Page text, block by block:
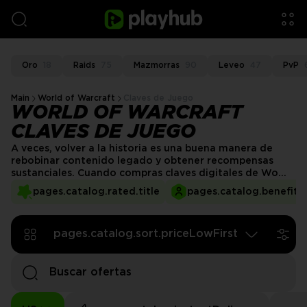
Oro Raids Mazmorras Leveo PvP
Main World of Warcraft
WORLD OF WARCRAFT
CLAVES DE JUEGO
pages.catalog.rated.title
A veces, volver a la historia es una buena manera de
rebobinar contenido legado y obtener recompensas
sustanciales. Cuando compras claves digitales de WoW,
puedes desbloquear contenido exclusivo como títulos,
monturas, transmogs y logros sin perder tiempo ni
pages.catalog.sort.priceLowFirst